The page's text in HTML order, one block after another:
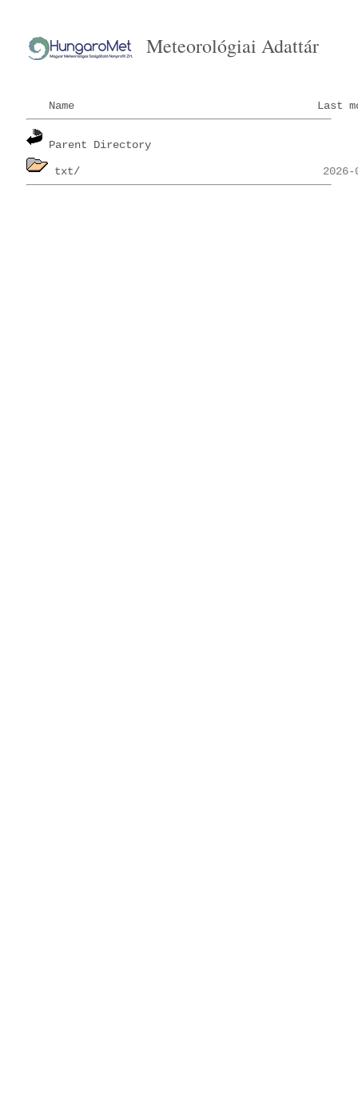
Meteorológiai Adattár
Name Last
Parent Directory
txt/